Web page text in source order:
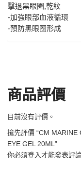
擊退黑眼圈,乾紋
-加強眼部血液循環
-預防黑眼圈形成
商品評價
目前沒有評價。
搶先評價 “CM MARINE
EYE GEL 20ML”
你必須登入才能發表評